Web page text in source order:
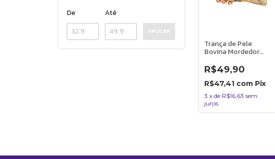
De Até
APLICAR
Trança de Pele
Bovina Mordedor
Cães Natuka 1
Unidade M
R$49,90
R$47,41 com Pix
3 x de R$16,63 sem
juros